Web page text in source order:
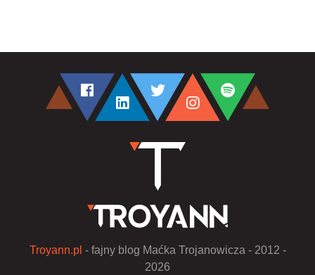
Troyann.pl - fajny blog Maćka Trojanowicza - 2012 -
2026